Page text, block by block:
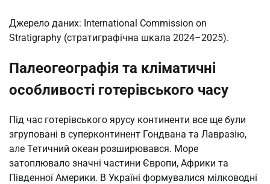
Джерело даних: International Commission on
Stratigraphy (стратиграфічна шкала 2024–2025).
Палеогеографія та кліматичні
особливості готерівського часу
Під час готерівського ярусу континенти все ще були
згруповані в суперконтинент Гондвана та Лавразію,
але Тетичний океан розширювався. Море
затоплювало значні частини Європи, Африки та
Південної Америки. В Україні формувалися мілководні